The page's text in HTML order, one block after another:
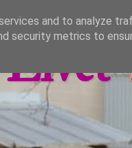
and to analyze
security metrics to